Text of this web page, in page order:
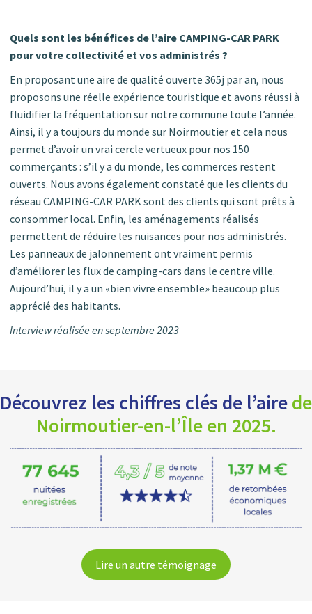
Quels sont les bénéfices de l’aire CAMPING-CAR PARK
pour votre collectivité et vos administrés ?
En proposant une aire de qualité ouverte 365j par an, nous
proposons une réelle expérience touristique et avons réussi à
fluidifier la fréquentation sur notre commune toute l’année.
Ainsi, il y a toujours du monde sur Noirmoutier et cela nous
permet d’avoir un vrai cercle vertueux pour nos 150
commerçants : s’il y a du monde, les commerces restent
ouverts. Nous avons également constaté que les clients du
réseau CAMPING-CAR PARK sont des clients qui sont prêts à
consommer local. Enfin, les aménagements réalisés
permettent de réduire les nuisances pour nos administrés.
Les panneaux de jalonnement ont vraiment permis
d’améliorer les flux de camping-cars dans le centre ville.
Aujourd’hui, il y a un «bien vivre ensemble» beaucoup plus
apprécié des habitants.
Interview réalisée en septembre 2023
Découvrez les chiffres clés de l’airede
Noirmoutier-en-l’Île en 2025.
Lire un autre témoignage